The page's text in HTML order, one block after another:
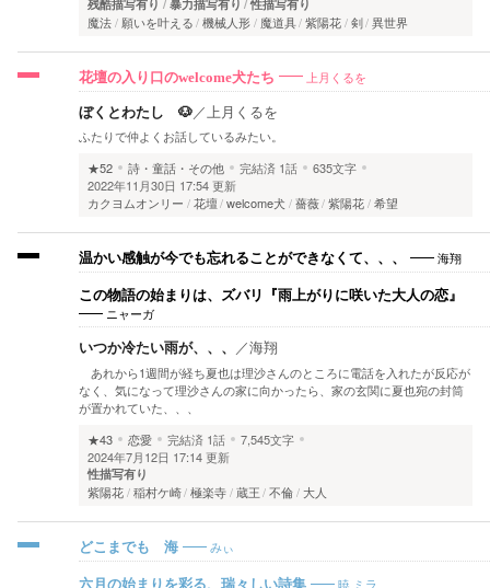
残酷描写有り 暴力描写有り 性描写有り
魔法 願いを叶える 機械人形 魔道具 紫陽花 剣 異世界
花壇の入り口のwelcome犬たち 上月くるを
ぼくとわたし 🐶／ 上月くるを
ふたりで仲よくお話しているみたい。
★52
詩・童話・その他 完結済 1話
635文字
2022年11月30日 17:54 更新
カクヨムオンリー
花壇 welcome犬 薔薇 紫陽花 希望
温かい感触が今でも忘れることができなくて、、、 海翔
この物語の始まりは、ズバリ『雨上がりに咲いた大人の恋』
ニャーガ
いつか冷たい雨が、、、 ／海翔
あれから1週間が経ち夏也は理沙さんのところに電話を入れたが反応が
なく、気になって理沙さんの家に向かったら、家の玄関に夏也宛の封筒
が置かれていた、、、
★43
恋愛 完結済 1話
7,545文字
2024年7月12日 17:14 更新
性描写有り
紫陽花 稲村ケ崎 極楽寺 蔵王 不倫 大人
どこまでも 海 みぃ
六月の始まりを彩る、瑞々しい詩集 暁 ミラ